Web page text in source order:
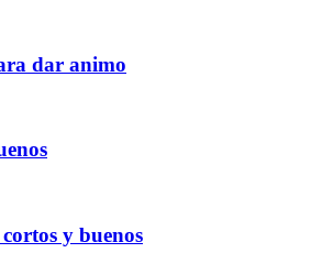
dar animo
y buenos